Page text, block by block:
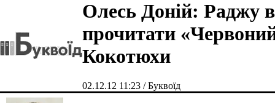
Олесь Доній: Раджу
прочитати
Кокотюхи
02.12.12 11:23 / Буквоїд